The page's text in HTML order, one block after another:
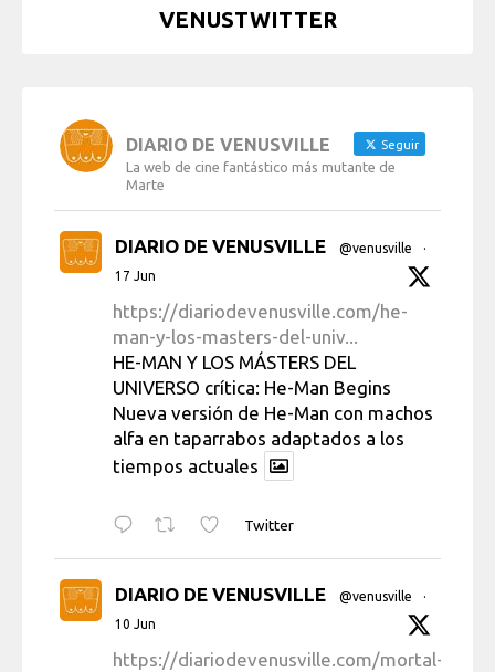
VENUSTWITTER
DIARIO DE VENUSVILLE Seguir
La web de cine fantástico más mutante de
Marte
DIARIO DE VENUSVILLE @venusville
·
17 Jun
https://diariodevenusville.com/he-
man-y-los-masters-del-univ...
HE-MAN Y LOS MÁSTERS DEL
UNIVERSO crítica: He-Man Begins
Nueva versión de He-Man con machos
alfa en taparrabos adaptados a los
tiempos actuales
Twitter
DIARIO DE VENUSVILLE @venusville
·
10 Jun
https://diariodevenusville.com/mortal-